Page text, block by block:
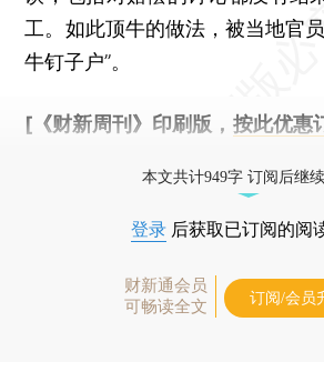
工。如此顶牛的做法，被当地官
牛钉子户”。
[《财新周刊》印刷版， 按此优惠
本文共计949字 订阅后继
登录 后获取已订阅的阅
财新通会员
可畅读全文
订阅/会员